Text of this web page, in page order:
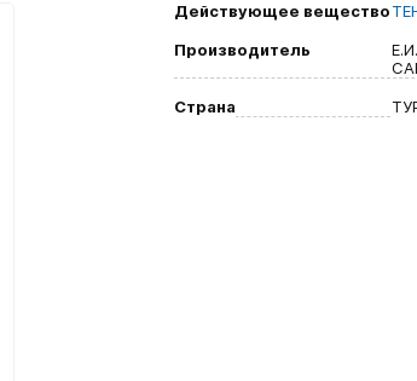
Действующее вещество
Производитель
Страна